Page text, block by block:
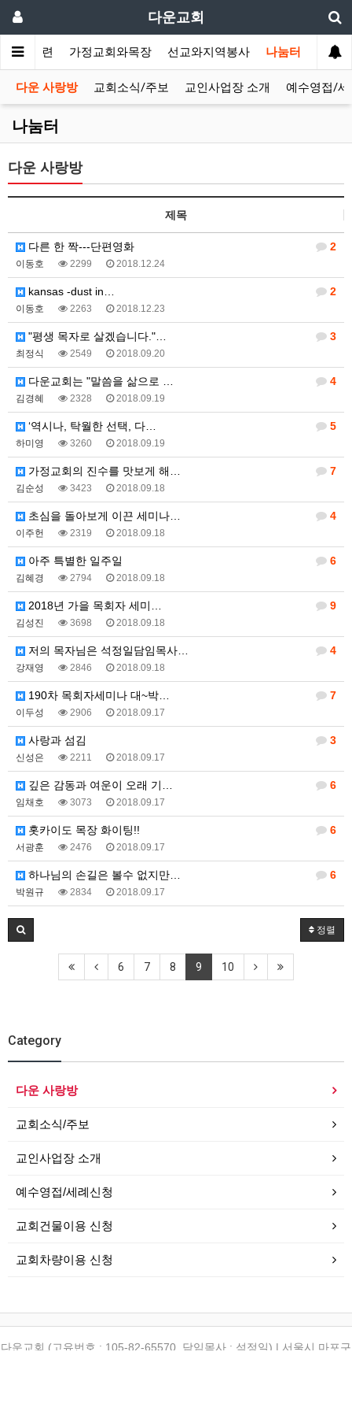
다운교회
씀과훈련 가정교회와목장 선교와지역봉사 나눔터
다운 사랑방 교회소식/주보 교인사업장 소개 예수영접/
나눔터
다운 사랑방
제목
2
다른 한 짝---단편영화
이동호 2299 2018.12.24
2
kansas -dust in…
이동호 2263 2018.12.23
3
"평생 목자로 살겠습니다."…
최정식 2549 2018.09.20
4
다운교회는 "말씀을 삶으로 …
김경혜 2328 2018.09.19
5
‘역시나, 탁월한 선택, 다…
하미영 3260 2018.09.19
7
가정교회의 진수를 맛보게 해…
김순성 3423 2018.09.18
4
초심을 돌아보게 이끈 세미나…
이주헌 2319 2018.09.18
6
아주 특별한 일주일
김혜경 2794 2018.09.18
9
2018년 가을 목회자 세미…
김성진 3698 2018.09.18
4
저의 목자님은 석정일담임목사…
강재영 2846 2018.09.18
7
190차 목회자세미나 대~박…
이두성 2906 2018.09.17
3
사랑과 섬김
신성은 2211 2018.09.17
6
깊은 감동과 여운이 오래 기…
임채호 3073 2018.09.17
6
홋카이도 목장 화이팅!!
서광훈 2476 2018.09.17
6
하나님의 손길은 볼수 없지만…
박원규 2834 2018.09.17
정렬
6 7 8 9 10
Category
다운 사랑방
교회소식/주보
교인사업장 소개
예수영접/세례신청
교회건물이용 신청
교회차량이용 신청
다운교회 (고유번호 : 105-82-65570, 담임목사 : 석정일) | 서울시 마포구